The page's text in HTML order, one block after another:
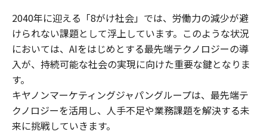
2040年に迎える「8がけ社会」では、労働力の減少が避
けられない課題として浮上しています。このような状況
においては、AIをはじめとする最先端テクノロジーの導
入が、持続可能な社会の実現に向けた重要な鍵となりま
す。
キヤノンマーケティングジャパングループは、最先端テ
クノロジーを活用し、人手不足や業務課題を解決する未
来に挑戦していきます。